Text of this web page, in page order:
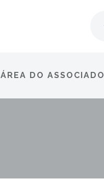
ÁREA DO ASSOCIADO